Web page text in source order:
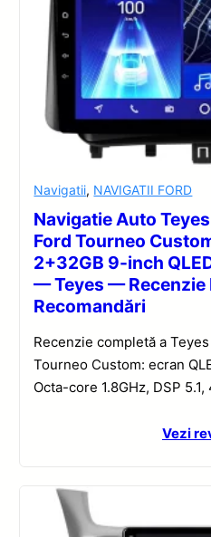
Navigatii, NAVIGATII FORD
Navigatie Auto
Ford Tourneo
2+32GB 9-inch
— Teyes — Recenzie
Recomandări
Recenzie completă a
Tourneo Custom: ecran
Octa-core 1.8GHz, DSP
Vezi